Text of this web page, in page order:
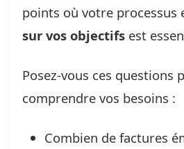
points où votre processus
sur vos objectifs est
Posez-vous ces questions
comprendre vos besoins :
Combien de factures